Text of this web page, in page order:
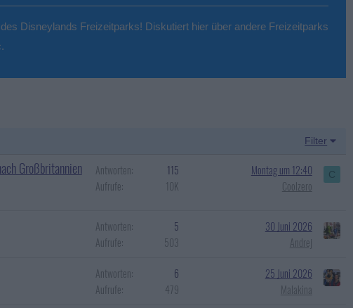
Disneylands Freizeitparks! Diskutiert hier über andere Freizeitparks
Filter
Großbritannien Antworten
115
Aufrufe
10K
Montag um 12:40
Coolzero
C
Antworten
5
Aufrufe
503
30 Juni 2026
Andrej
Antworten
6
Aufrufe
479
25 Juni 2026
Malakina